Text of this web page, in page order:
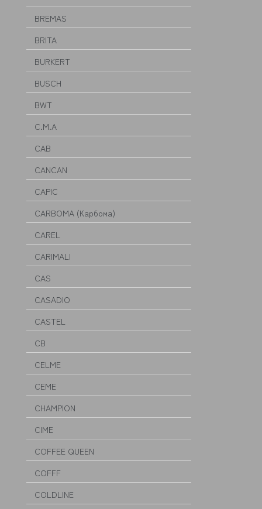
BREMAS
BRITA
BURKERT
BUSCH
BWT
C.M.A
CAB
CANCAN
CAPIC
CARBOMA (Карбома)
CAREL
CARIMALI
CAS
CASADIO
CASTEL
CB
CELME
CEME
CHAMPION
CIME
COFFEE QUEEN
COFFF
COLDLINE